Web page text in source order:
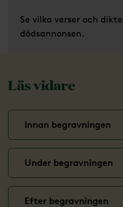
Se vilka verser och
dödsannonsen.
Läs vidare
Innan begravningen
Under begravningen
Efter begravningen